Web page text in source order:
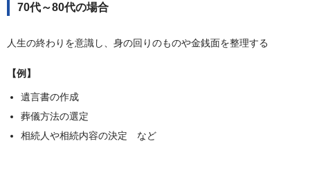
70代～80代の場合
人生の終わりを意識し、身の回りのものや金銭面を整理する
【例】
遺言書の作成
葬儀方法の選定
相続人や相続内容の決定 など